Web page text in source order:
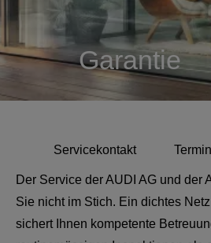
Service & Reparatur
Audi Original Zubehör
Garantie
Servicekontakt
Der Service der AUDI AG und der
Sie nicht im Stich. Ein dichtes
sichert Ihnen kompetente